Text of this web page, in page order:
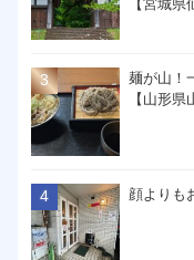
【宮城県
麺が山！
【山形県
顔よりも